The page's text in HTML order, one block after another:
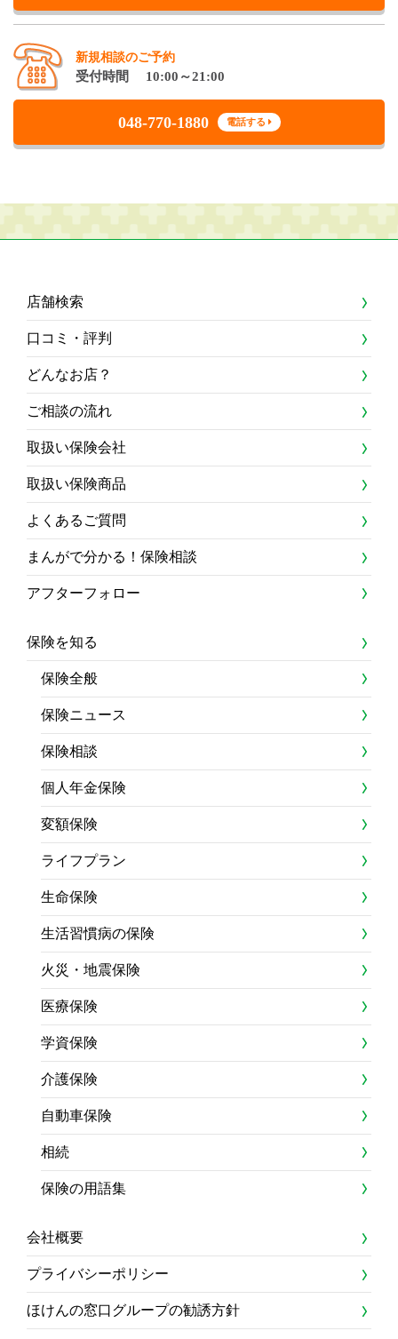
新規相談のご予約
受付時間 10:00～21:00
048-770-1880 電話する
店舗検索
口コミ・評判
どんなお店？
ご相談の流れ
取扱い保険会社
取扱い保険商品
よくあるご質問
まんがで分かる！保険相談
アフターフォロー
保険を知る
保険全般
保険ニュース
保険相談
個人年金保険
変額保険
ライフプラン
生命保険
生活習慣病の保険
火災・地震保険
医療保険
学資保険
介護保険
自動車保険
相続
保険の用語集
会社概要
プライバシーポリシー
ほけんの窓口グループの勧誘方針